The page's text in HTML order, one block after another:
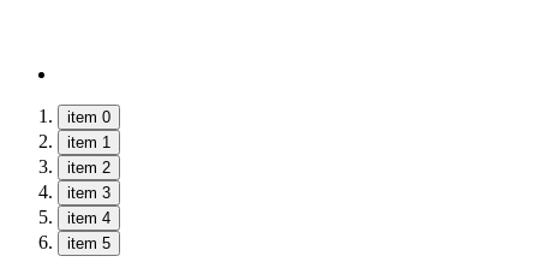
item 0
item 1
item 2
item 3
item 4
item 5